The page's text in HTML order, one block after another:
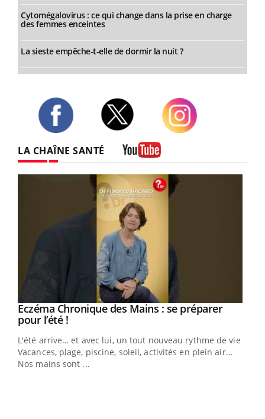
Cytomégalovirus : ce qui change dans la prise en charge
des femmes enceintes
La sieste empêche-t-elle de dormir la nuit ?
LA CHAÎNE SANTÉ
Youtube
Eczéma Chronique des Mains : se préparer
pour l’été !Youtube
L'été arrive… et avec lui, un tout nouveau rythme de vie !
Vacances, plage, piscine, soleil, activités en plein air…
Nos mains sont ...